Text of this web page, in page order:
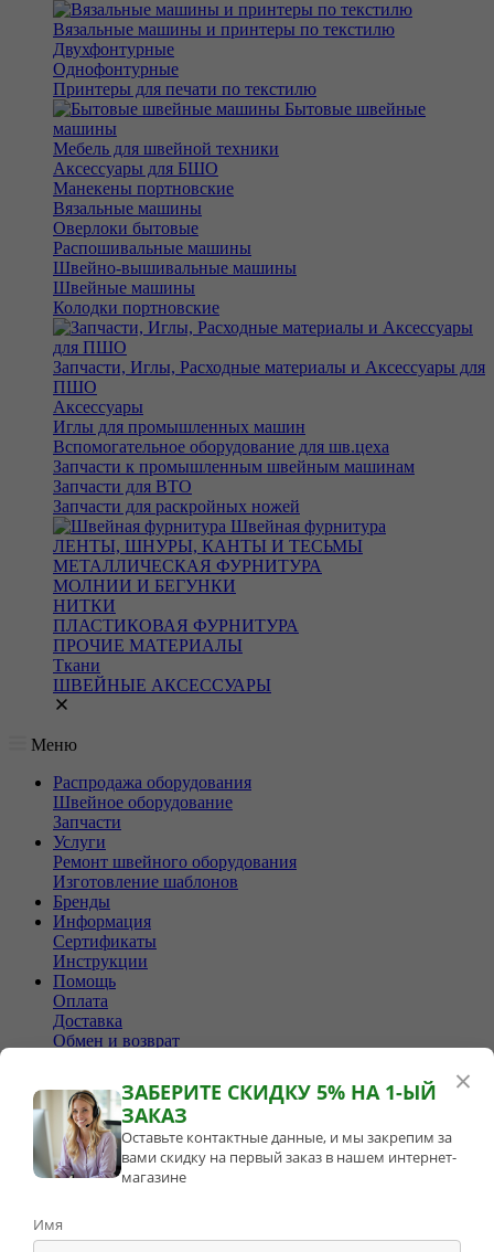
Вязальные машины и принтеры по текстилю
Двухфонтурные
Однофонтурные
Принтеры для печати по текстилю
Бытовые швейные
машины
Мебель для швейной техники
Аксессуары для БШО
Манекены портновские
Вязальные машины
Оверлоки бытовые
Распошивальные машины
Швейно-вышивальные машины
Швейные машины
Колодки портновские
Запчасти, Иглы, Расходные материалы и Аксессуары для
ПШО
Аксессуары
Иглы для промышленных машин
Вспомогательное оборудование для шв.цеха
Запчасти к промышленным швейным машинам
Запчасти для ВТО
Запчасти для раскройных ножей
Швейная фурнитура
ЛЕНТЫ, ШНУРЫ, КАНТЫ И ТЕСЬМЫ
МЕТАЛЛИЧЕСКАЯ ФУРНИТУРА
МОЛНИИ И БЕГУНКИ
НИТКИ
ПЛАСТИКОВАЯ ФУРНИТУРА
ПРОЧИЕ МАТЕРИАЛЫ
Ткани
ШВЕЙНЫЕ АКСЕССУАРЫ
Меню
Распродажа оборудования
Швейное оборудование
Запчасти
Услуги
Ремонт швейного оборудования
Изготовление шаблонов
Бренды
Информация
Сертификаты
Инструкции
Помощь
Оплата
Доставка
Обмен и возврат
Контакты
Дилерам
Стать дилером
Наши дилеры
Новости
×
ЗАБЕРИТЕ СКИДКУ 5% НА 1-ЫЙ
ЗАКАЗ
Оставьте контактные данные, и мы закрепим за
вами скидку на первый заказ в нашем интернет-
магазине
Имя